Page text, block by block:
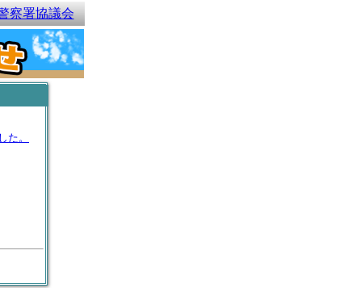
察署協議会
た。